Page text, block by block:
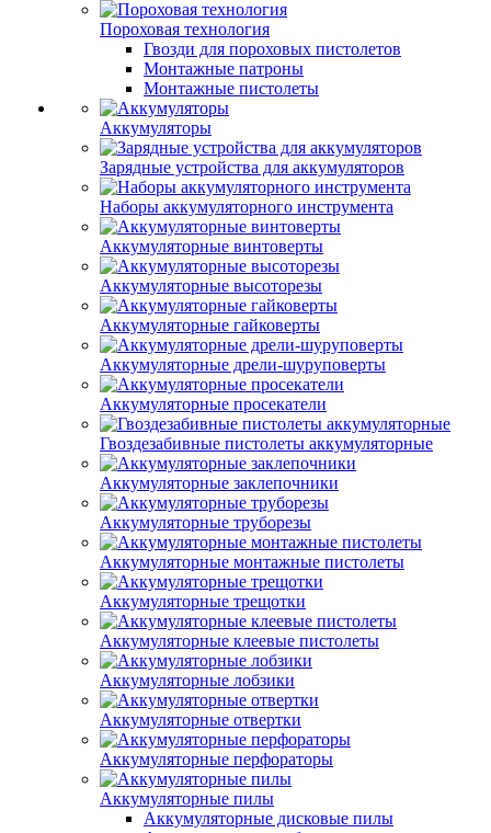
Пороховая технология
Гвозди для пороховых пистолетов
Монтажные патроны
Монтажные пистолеты
Аккумуляторы
Зарядные устройства для аккумуляторов
Наборы аккумуляторного инструмента
Аккумуляторные винтоверты
Аккумуляторные высоторезы
Аккумуляторные гайковерты
Аккумуляторные дрели-шуруповерты
Аккумуляторные просекатели
Гвоздезабивные пистолеты аккумуляторные
Аккумуляторные заклепочники
Аккумуляторные труборезы
Аккумуляторные монтажные пистолеты
Аккумуляторные трещотки
Аккумуляторные клеевые пистолеты
Аккумуляторные лобзики
Аккумуляторные отвертки
Аккумуляторные перфораторы
Аккумуляторные пилы
Аккумуляторные дисковые пилы